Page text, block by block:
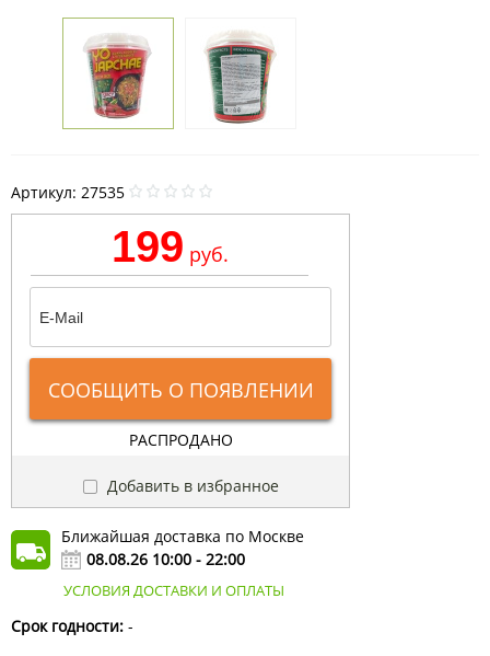
Артикул: 27535
199 руб.
СООБЩИТЬ О ПОЯВЛЕНИИ
РАСПРОДАНО
Добавить в избранное
Ближайшая доставка по Москве
08.08.26 10:00 - 22:00
УСЛОВИЯ ДОСТАВКИ И ОПЛАТЫ
Срок годности: -